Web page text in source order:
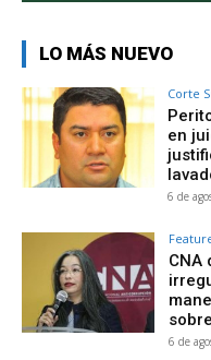
LO MÁS NUEVO
Corte
en
6 de
CNA
6 de